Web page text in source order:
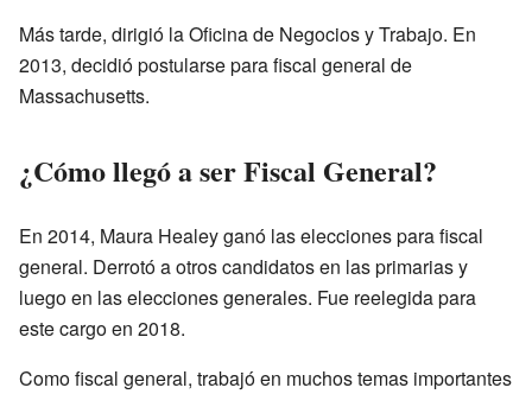
Más tarde, dirigió la Oficina de Negocios y Trabajo. En
2013, decidió postularse para fiscal general de
Massachusetts.
¿Cómo llegó a ser Fiscal General?
En 2014, Maura Healey ganó las elecciones para fiscal
general. Derrotó a otros candidatos en las primarias y
luego en las elecciones generales. Fue reelegida para
este cargo en 2018.
Como fiscal general, trabajó en muchos temas importantes